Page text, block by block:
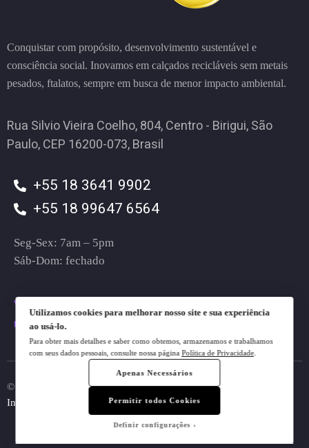
Conquistar com propósito, desenvolvimento sustentável e
consciência social. Inovamos em calçados recicláveis sem metais
pesados, ftalatos, sempre em busca de menor impacto ambiental.
Rua Silvio Vieira Coelho, 804, Centro - Birigui, São
Paulo, CEP 16200-073, Brasil
+55 18 3641 9902
+55 18 99647 6564
Seg-Sex: 7am – 5pm
Sáb-Dom: fechado
vendas@plugt.com.br
mkt@plugt.com.br
© 2023 Plugt. All rights reserved.Do Not Sell My Personal
Information
Utilizamos cookies para melhorar nosso site e sua experiência
ao usá-lo.
Para obter mais detalhes e saber como obtemos, armazenamos e trabalhamos
com seus dados pessoais, consulte nossa página Política de Privacidade.
Apenas Necessários
Permitir todos Cookies
Definir configurações